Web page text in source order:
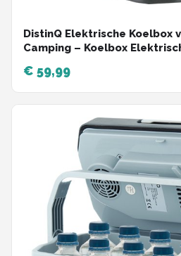
DistinQ Elektrische Koelbox
Camping – Koelbox
Verwarmingsfunctie - 12v
€ 59,99